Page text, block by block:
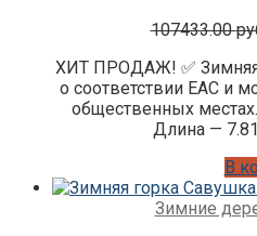
107433.00
ХИТ ПРОДАЖ! ✅
о соответствии EAC и
общественных
Длина —
В
Зимние